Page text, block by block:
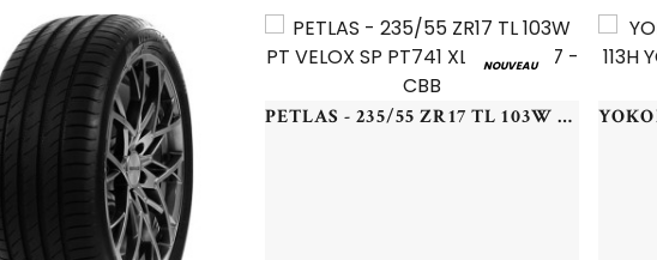
NOUVEAU
PETLAS - 235/55 ZR17 TL 103W PT VELOX SP PT741 XL - 2355517 - CBB